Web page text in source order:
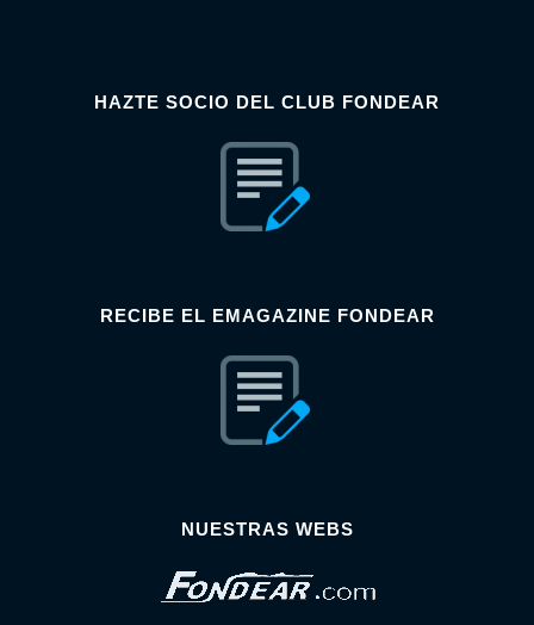
HAZTE SOCIO DEL CLUB FONDEAR
RECIBE EL EMAGAZINE FONDEAR
NUESTRAS WEBS